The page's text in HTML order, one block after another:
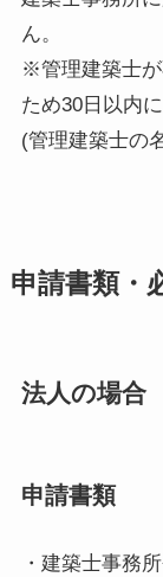
ん。
※管理建築士
ため30日以内
(管理建築士の
申請書類・
法人の場合
申請書類
・建築士事務